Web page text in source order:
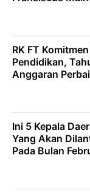
RK FT
Pendidikan,
Anggaran
Ini 5 Kepala
Yang Akan
Pada Bulan